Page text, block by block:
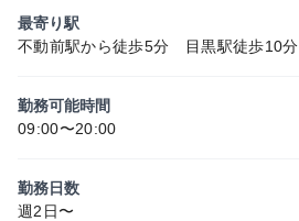
最寄り駅
不動前駅から徒歩5分 目黒駅徒歩10分
勤務可能時間
09:00〜20:00
勤務日数
週2日〜